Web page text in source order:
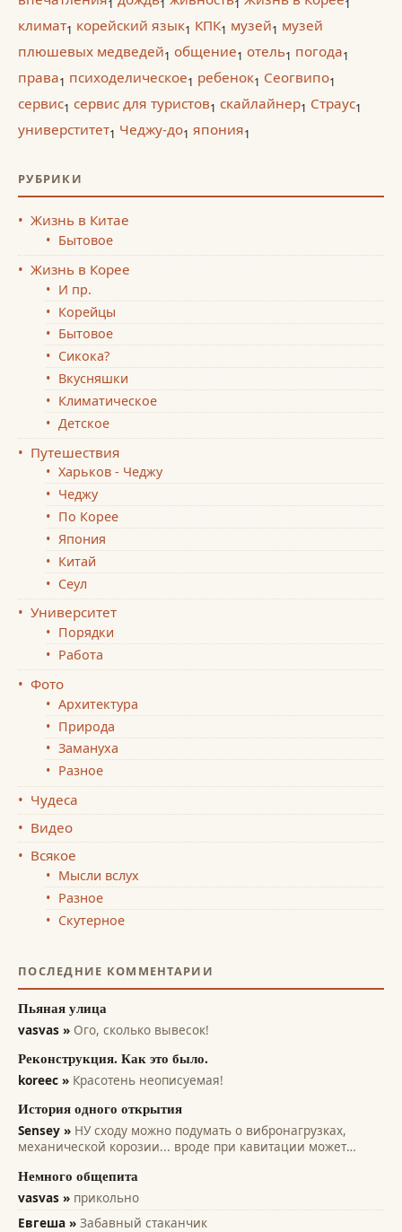
1 1 1 1
климат1 корейский язык1 КПК1 музей1 музей
плюшевых медведей1 общение1 отель1 погода1
права1 психоделическое1 ребенок1 Сеогвипо1
сервис1 сервис для туристов1 скайлайнер1 Страус1
универститет1 Чеджу-до1 япония1
РУБРИКИ
Жизнь в Китае
Бытовое
Жизнь в Корее
И пр.
Корейцы
Бытовое
Сикока?
Вкусняшки
Климатическое
Детское
Путешествия
Харьков - Чеджу
Чеджу
По Корее
Япония
Китай
Сеул
Университет
Порядки
Работа
Фото
Архитектура
Природа
Замануха
Разное
Чудеса
Видео
Всякое
Мысли вслух
Разное
Скутерное
ПОСЛЕДНИЕ КОММЕНТАРИИ
Пьяная улица
vasvas » Ого, сколько вывесок!
Реконструкция. Как это было.
koreec » Красотень неописуемая!
История одного открытия
Sensey »
механической корозии... вроде при кавитации может
винтов. Там на микро уровне идет разрушение рабочих
поверхностей. А этот эффект только...
Немного общепита
vasvas » прикольно
Евгеша » Забавный стаканчик